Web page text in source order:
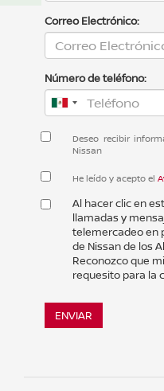
Correo Electrónico:
Número de teléfono:
Deseo recibir
Nissan
He leído y acepto el
Al hacer clic en
llamadas y
telemercadeo en
de Nissan de los
Reconozco que
requesito para la
ENVIAR